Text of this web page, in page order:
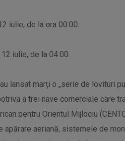
iulie, de la ora 00:00.
iulie, de la 04:00.
lansat marţi o „serie de lovituri
a trei nave comerciale care
pentru Orientul Mijlociu
apărare aeriană, sistemele de